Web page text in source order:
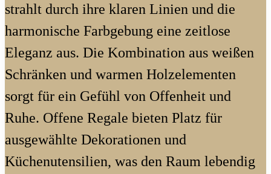
strahlt durch ihre klaren Linien und die
harmonische Farbgebung eine zeitlose
Eleganz aus. Die Kombination aus weißen
Schränken und warmen Holzelementen
sorgt für ein Gefühl von Offenheit und
Ruhe. Offene Regale bieten Platz für
ausgewählte Dekorationen und
Küchenutensilien, was den Raum lebendig